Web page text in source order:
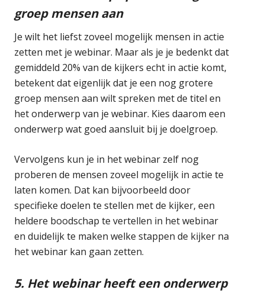
groep mensen aan
Je wilt het liefst zoveel mogelijk mensen in actie
zetten met je webinar. Maar als je je bedenkt dat
gemiddeld 20% van de kijkers echt in actie komt,
betekent dat eigenlijk dat je een nog grotere
groep mensen aan wilt spreken met de titel en
het onderwerp van je webinar. Kies daarom een
onderwerp wat goed aansluit bij je doelgroep.
Vervolgens kun je in het webinar zelf nog
proberen de mensen zoveel mogelijk in actie te
laten komen. Dat kan bijvoorbeeld door
specifieke doelen te stellen met de kijker, een
heldere boodschap te vertellen in het webinar
en duidelijk te maken welke stappen de kijker na
het webinar kan gaan zetten.
5. Het webinar heeft een onderwerp